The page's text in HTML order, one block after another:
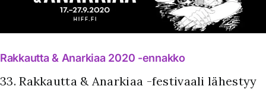
Rakkautta & Anarkiaa 2020 -ennakko
33. Rakkautta & Anarkiaa -festivaali lähestyy